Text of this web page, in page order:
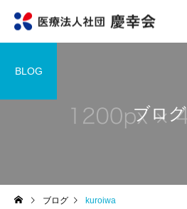
ブログ
BLOG
ブログ kuroiwa